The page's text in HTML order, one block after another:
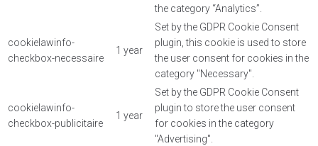
the category “Analytics”.
cookielawinfo-
checkbox-necessaire
1 year
Set by the GDPR Cookie Consent
plugin, this cookie is used to store
the user consent for cookies in the
category "Necessary".
cookielawinfo-
checkbox-publicitaire
1 year
Set by the GDPR Cookie Consent
plugin to store the user consent
for cookies in the category
"Advertising".